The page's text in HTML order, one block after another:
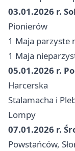
03.01.2026 r.
Pionierów
1 Maja parzyste
1 Maja
05.01.2026 r.
Harcerska
Stalamacha i
Lompy
07.01.2026 r.
Powstańców,